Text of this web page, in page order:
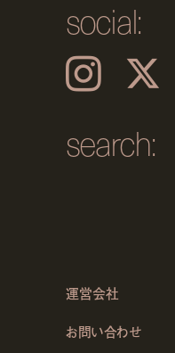
social:
Instagram 𝕏
search:
運営会社
お問い合わせ